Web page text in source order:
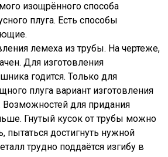
изощрённого способа
плуга. Есть способы
лемеха из трубы. На чертеже,
Для изготовления
годится. Только для
плуга вариант изготовления
Возможностей для придания
Гнутый кусок от трубы можно
пытаться достигнуть нужной
трудно поддаётся изгибу в